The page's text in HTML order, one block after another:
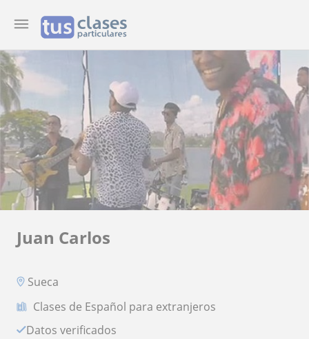
Juan Carlos
Sueca
Clases de Español para extranjeros
Datos verificados